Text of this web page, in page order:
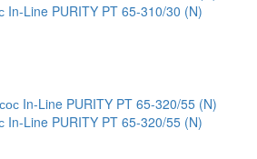
In-Line PURITY PT 65-310/30 (N)
In-Line PURITY PT 65-320/55 (N)